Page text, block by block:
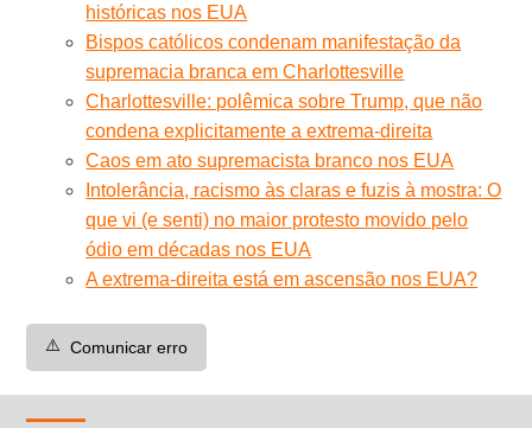
históricas nos EUA
Bispos católicos condenam manifestação da
supremacia branca em Charlottesville
Charlottesville: polêmica sobre Trump, que não
condena explicitamente a extrema-direita
Caos em ato supremacista branco nos EUA
Intolerância, racismo às claras e fuzis à mostra: O
que vi (e senti) no maior protesto movido pelo
ódio em décadas nos EUA
A extrema-direita está em ascensão nos EUA?
⚠️ Comunicar erro